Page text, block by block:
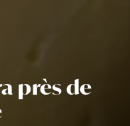
près de